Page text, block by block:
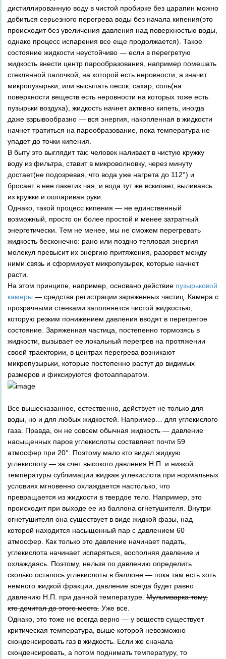
дистиллированную воду в чистой пробирке без царапин можно
добиться серьезного перегрева воды без начала кипения(это
происходит без увеличения давления над поверхностью воды,
однако процесс испарения все еще продолжается). Такое
состояние жидкости неустойчиво — если в перегретую
жидкость внести центр парообразования, например помешать
стеклянной палочкой, на которой есть неровности, а значит
микропузырьки, или высыпать песок, сахар, соль(на
поверхности веществ есть неровности на которых тоже есть
пузырьки воздуха), жидкость начнет активно кипеть, иногда
даже взрывообразно — вся энергия, накопленная в жидкости
начнет тратиться на парообразование, пока температура не
упадет до точки кипения.
В быту это выглядит так: человек наливает в чистую кружку
воду из фильтра, ставит в микроволновку, через минуту
достает(не подозревая, что вода уже нагрета до 112°) и
бросает в нее пакетик чая, и вода тут же вскипает, выливаясь
из кружки и ошпаривая руки.
Однако, такой процесс кипения — не единственный
возможный, просто он более простой и менее затратный
энергетически. Тем не менее, мы не сможем перегревать
жидкость бесконечно: рано или поздно тепловая энергия
молекул превысит их энергию притяжения, разорвет между
ними связь и сформирует микропузырек, которые начнет
расти.
На этом принципе, например, основано действие пузырьковой
камеры — средства регистрации заряженных частиц. Камера с
прозрачными стенками заполняется чистой жидкостью,
которую резким понижением давления вводят в перегретое
состояние. Заряженная частица, постепенно тормозясь в
жидкости, вызывает ее локальный перегрев на протяжении
своей траектории, в центрах перегрева возникают
микропузырьки, которые постепенно растут до видимых
размеров и фиксируются фотоаппаратом.
Все вышесказанное, естественно, действует не только для
воды, но и для любых жидкостей. Например… для углекислого
газа. Правда, он не совсем обычная жидкость — давление
насыщенных паров углекислоты составляет почти 59
атмосфер при 20°. Поэтому мало кто видел жидкую
углекислоту — за счет высокого давления Н.П. и низкой
температуры сублимации жидкая углекислота при нормальных
условиях мгновенно охлаждается настолько, что
превращается из жидкости в твердое тело. Например, это
происходит при выходе ее из баллона огнетушителя. Внутри
огнетушителя она существует в виде жидкой фазы, над
которой находится насыщенный пар с давлением 60
атмосфер. Как только это давление начинает падать,
углекислота начинает испаряться, восполняя давление и
охлаждаясь. Поэтому, нельзя по давлению определить
сколько осталось углекислоты в баллоне — пока там есть хоть
немного жидкой фракции, давление всегда будет равно
давлению Н.П. при данной температуре. Мультиварка тому,
кто дочитал до этого места. Уже все.
Однако, это тоже не всегда верно — у веществ существует
критическая температура, выше которой невозможно
сконденсировать газ в жидкость. Если же сначала
сконденсировать, а потом поднимать температуру, то